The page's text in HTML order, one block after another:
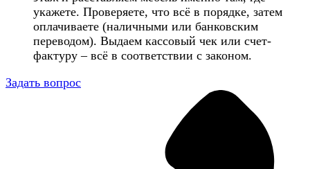
укажете. Проверяете, что всё в порядке, затем
оплачиваете (наличными или банковским
переводом). Выдаем кассовый чек или счет-
фактуру – всё в соответствии с законом.
Задать вопрос